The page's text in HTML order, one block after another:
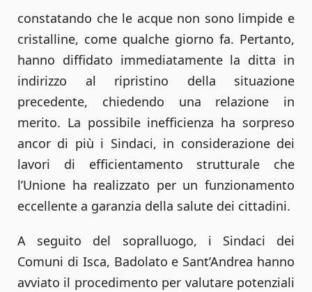
constatando che le acque non sono limpide e
cristalline, come qualche giorno fa. Pertanto,
hanno diffidato immediatamente la ditta in
indirizzo al ripristino della situazione
precedente, chiedendo una relazione in
merito. La possibile inefficienza ha sorpreso
ancor di più i Sindaci, in considerazione dei
lavori di efficientamento strutturale che
l’Unione ha realizzato per un funzionamento
eccellente a garanzia della salute dei cittadini.
A seguito del sopralluogo, i Sindaci dei
Comuni di Isca, Badolato e Sant’Andrea hanno
avviato il procedimento per valutare potenziali